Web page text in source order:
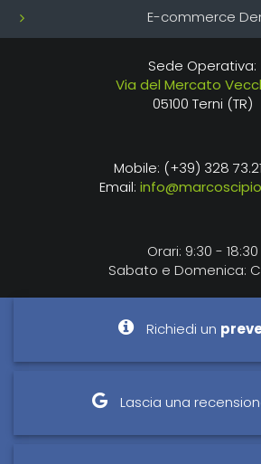
E-commerce
Sede Operativa:
Via del Mercato
05100 Terni (TR)
Mobile: (+39) 328
Email:
Orari: 9:30 - 18:30
Sabato e Domenica:
Richiedi un
Lascia una